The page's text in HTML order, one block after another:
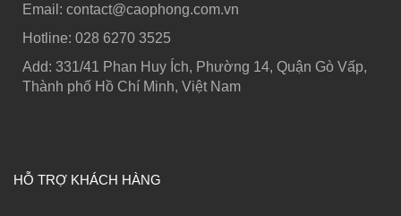
Email: contact@caophong.com.vn
Hotline: ‭028 6270 3525
Add: 331/41 Phan Huy Ích, Phường 14, Quận Gò Vấp,
Thành phố Hồ Chí Minh, Việt Nam
HỖ TRỢ KHÁCH HÀNG